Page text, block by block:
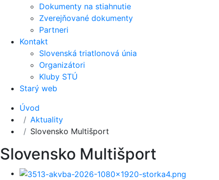
Dokumenty na stiahnutie
Zverejňované dokumenty
Partneri
Kontakt
Slovenská triatlonová únia
Organizátori
Kluby STÚ
Starý web
Úvod
Aktuality
Slovensko Multišport
Slovensko Multišport